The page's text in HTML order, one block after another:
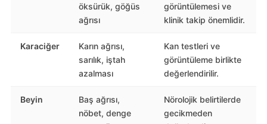
öksürük, göğüs
ağrısı
görüntülemesi ve
klinik takip önemlidir.
Karaciğer
Karın ağrısı,
sarılık, iştah
azalması
Kan testleri ve
görüntüleme birlikte
değerlendirilir.
Beyin
Baş ağrısı,
nöbet, denge
Nörolojik belirtilerde
gecikmeden